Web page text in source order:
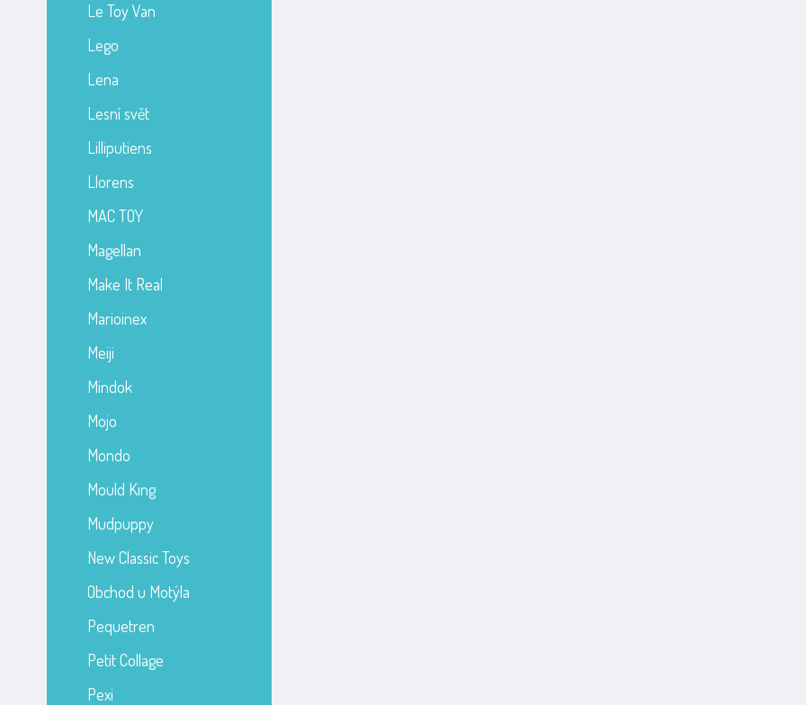
Le Toy Van
Lego
Lena
Lesní svět
Lilliputiens
Llorens
MAC TOY
Magellan
Make It Real
Marioinex
Meiji
Mindok
Mojo
Mondo
Mould King
Mudpuppy
New Classic Toys
Obchod u Motýla
Pequetren
Petit Collage
Pexi